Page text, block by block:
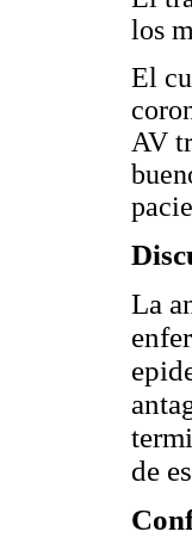
los
El
AV
La
de